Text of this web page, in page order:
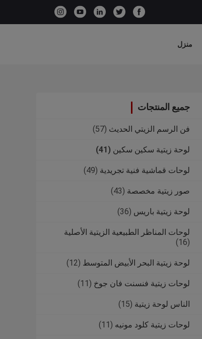
منزل
جميع المنتجات
فن الرسم الزيتي الحديث (57)
لوحة زيتية سكين سكين (41)
لوحات قماشية فنية تجريدية (49)
صور زيتية مخصصة (43)
لوحة زيتية باريس (36)
لوحات المناظر الطبيعية الزيتية الأصلية
(16)
لوحة زيتية البحر الأبيض المتوسط (12)
لوحات زيتية فنسنت فان جوخ (11)
الناس لوحة زيتية (15)
لوحات زيتية كلود مونيه (11)